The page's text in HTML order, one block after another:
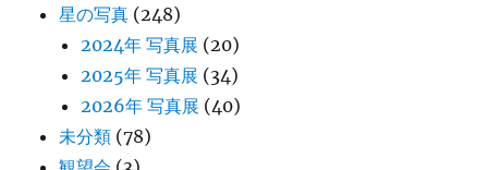
星の写真 (248)
2024年 写真展 (20)
2025年 写真展 (34)
2026年 写真展 (40)
未分類 (78)